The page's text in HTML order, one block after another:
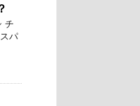
チ
パ